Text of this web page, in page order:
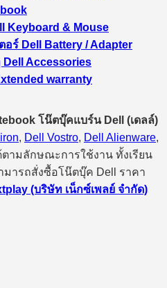
Keyboard & Mouse
อร์ Dell Battery / Adapter
Dell Accessories
warranty
โน๊ตบุ๊คแบร์น Dell (เดลล์)
, Dell Vostro, Dell Alienware,
ามลักษณะการใช้งาน ทั้งเรียน
มารถสั่งซื้อโน๊ตบุ๊ค Dell ราคา
(บริษัท เน็กซ์เพลย์ จำกัด)